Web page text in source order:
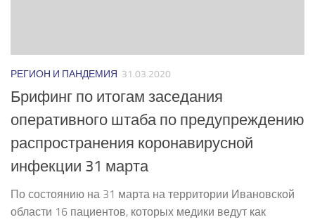
РЕГИОН И ПАНДЕМИЯ 31.03.2020
Брифинг по итогам заседания
оперативного штаба по предупреждению
распространения коронавирусной
инфекции 31 марта
По состоянию на 31 марта на территории Ивановской
области 16 пациентов, которых медики ведут как